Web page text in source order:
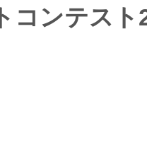
コンテスト